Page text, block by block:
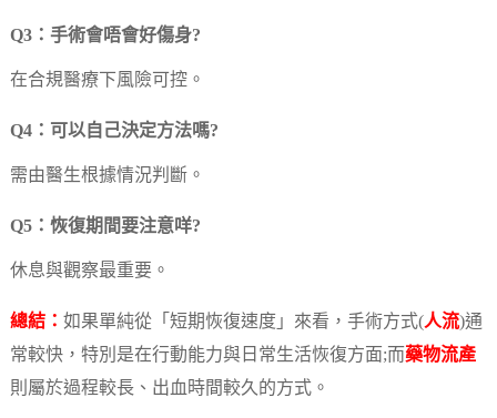
Q3：手術會唔會好傷身?
在合規醫療下風險可控。
Q4：可以自己決定方法嗎?
需由醫生根據情況判斷。
Q5：恢復期間要注意咩?
休息與觀察最重要。
總結： 如果單純從「短期恢復速度」來看，手術方式(人流)通
常較快，特別是在行動能力與日常生活恢復方面;而藥物流產
則屬於過程較長、出血時間較久的方式。